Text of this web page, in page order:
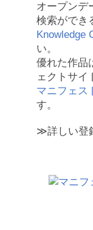
オープンデ
検索ができ
Knowledge
い。
優れた作品
ェクトサイ
マニフェス
す。
≫詳しい登